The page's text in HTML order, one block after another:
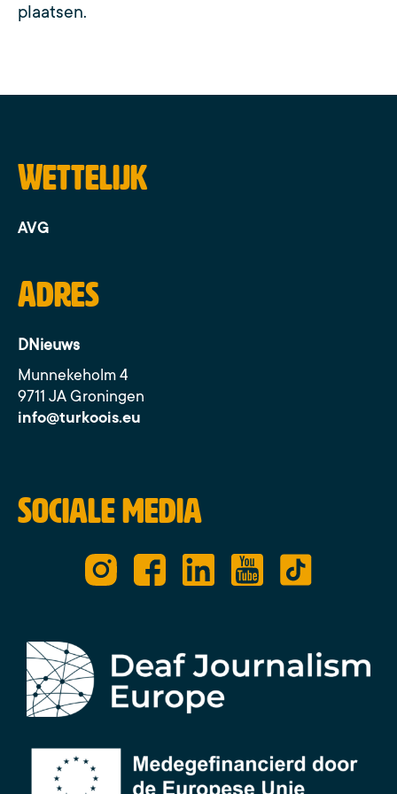
plaatsen.
Wettelijk
AVG
Adres
DNieuws
Munnekeholm 4
9711 JA Groningen
info@turkoois.eu
Sociale media